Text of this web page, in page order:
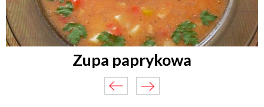
Zupa paprykowa